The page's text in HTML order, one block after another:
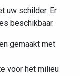
uw schilder. Er
beschikbaar.
gemaakt met
voor het milieu